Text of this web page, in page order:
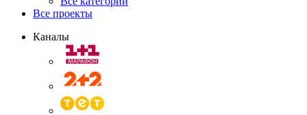
Все проекты
Каналы